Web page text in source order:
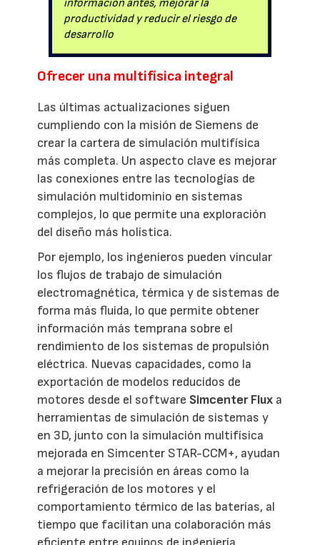
información antes, mejorar la
productividad y reducir el riesgo de
desarrollo
Ofrecer una multifísica integral
Las últimas actualizaciones siguen
cumpliendo con la misión de Siemens de
crear la cartera de simulación multifísica
más completa. Un aspecto clave es mejorar
las conexiones entre las tecnologías de
simulación multidominio en sistemas
complejos, lo que permite una exploración
del diseño más holística.
Por ejemplo, los ingenieros pueden vincular
los flujos de trabajo de simulación
electromagnética, térmica y de sistemas de
forma más fluida, lo que permite obtener
información más temprana sobre el
rendimiento de los sistemas de propulsión
eléctrica. Nuevas capacidades, como la
exportación de modelos reducidos de
motores desde el software Simcenter Flux a
herramientas de simulación de sistemas y
en 3D, junto con la simulación multifísica
mejorada en Simcenter STAR-CCM+, ayudan
a mejorar la precisión en áreas como la
refrigeración de los motores y el
comportamiento térmico de las baterías, al
tiempo que facilitan una colaboración más